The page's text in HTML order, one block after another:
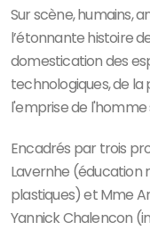
Sur scène, humains,
l’étonnante histoire
domestication des
technologiques, de la
l'emprise de l'homme
Encadrés par trois
Lavernhe (éducation
plastiques) et Mme
Yannick Chalencon